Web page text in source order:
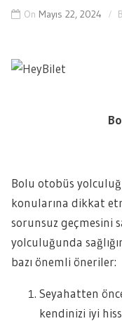
On Mayıs 22, 2024
Bolu otobüs
konularına dikkat
sorunsuz geçmesini
yolculuğunda
bazı önemli öneriler:
Seyahatten
kendinizi iyi